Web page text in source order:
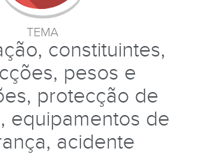
TEMA
constituintes,
pesos e
protecção de
equipamentos de
acidente